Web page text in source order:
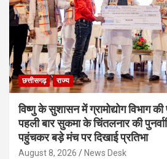
छत्तीसगढ़ राज्य
विष्णु के सुशासन में ग्रामोद्योग विभाग
पहली बार सुकमा के चिंतलनार की
पहुंचकर बड़े मंच पर दिखाई प्रतिभा
August 8, 2026 News Desk